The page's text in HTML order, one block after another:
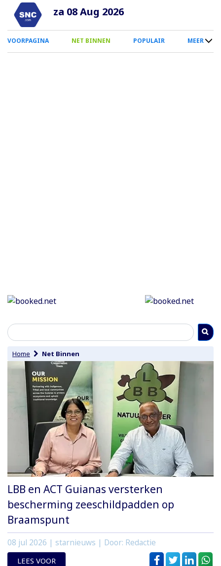
Overslaan
naar
inhoud
za 08 Aug 2026
0
Smartphone
VOORPAGINA NET BINNEN POPULAIR MEER
Home Net Binnen
LBB en ACT Guianas versterken
bescherming zeeschildpadden op
Braamspunt
08 jul 2026 | starnieuws | Door: Redactie
LEES VOOR